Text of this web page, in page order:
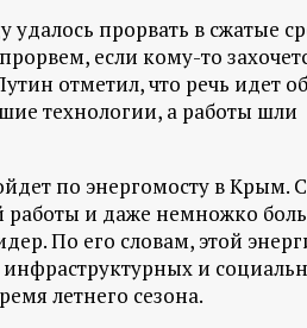
удалось прорвать в сжатые
если кому-то
отметил, что речь идет
технологии, а работы шли
по энергомосту в Крым.
работы и даже немножко
По его словам, этой
и
летнего сезона.